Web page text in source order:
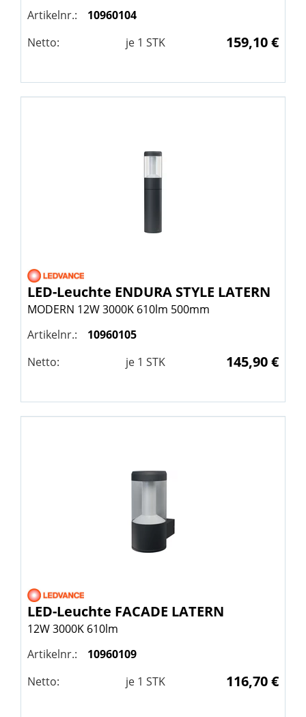
Artikelnr.:
10960104
Netto:
je 1 STK 159,10 €
LED-Leuchte ENDURA STYLE LATERN
MODERN 12W 3000K 610lm 500mm
Artikelnr.:
10960105
Netto:
je 1 STK 145,90 €
LED-Leuchte FACADE LATERN
12W 3000K 610lm
Artikelnr.:
10960109
Netto:
je 1 STK 116,70 €